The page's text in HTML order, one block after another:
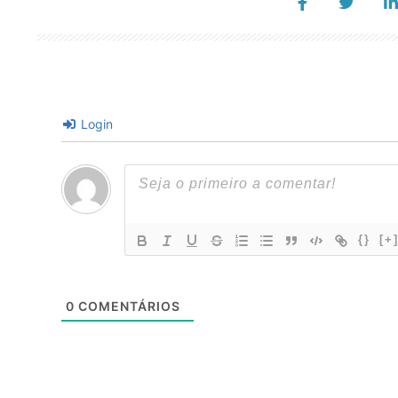
Login
{} [+]
0 COMENTÁRIOS